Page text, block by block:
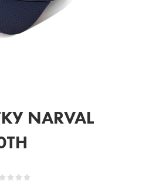
NARVAL